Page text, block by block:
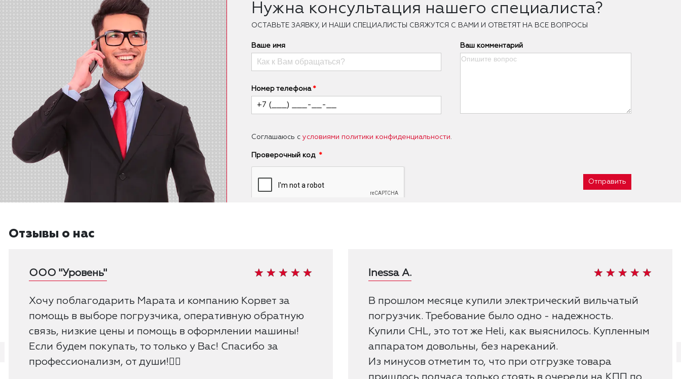
Нужна консультация нашего специалиста?
ОCТАВЬТЕ ЗАЯВКУ, И НАШИ СПЕЦИАЛИСТЫ СВЯЖУТСЯ С ВАМИ И ОТВЕТЯТ НА ВСЕ ВОПРОСЫ
Ваше имя
Номер телефона
Ваш комментарий
Соглашаюсь с условиями политики конфиденциальности.
Проверочный код
Отправить
Отзывы о нас
ООО "Уровень"
Хочу поблагодарить Марата и компанию Корвет за
помощь в выборе погрузчика, оперативную обратную
связь, низкие цены и помощь в оформлении машины!
Если будем покупать, то только у Вас! Спасибо за
профессионализм, от души!👍🏻
Inessa A.
В прошлом месяце купили электрический вильчатый
погрузчик. Требование было одно - надежность.
Купили CHL, это тот же Heli, как выяснилось. Купленным
аппаратом довольны, без нареканий.
Из минусов отметим то, что при отгрузке товара